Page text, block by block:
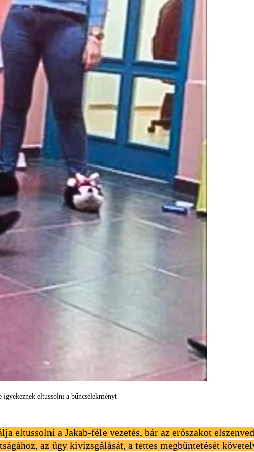
eltussolni a bűncselekményt
eltussolni a Jakab-féle vezetés, bár az erőszakot
az ügy kivizsgálását, a tettes megbüntetését